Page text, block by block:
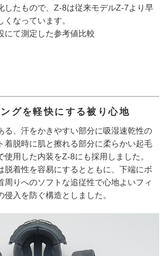
したもので、Z-8は従来モデルZ-7より早
なっています。
にて測定した参考値比較
グを軽快にする被り心地
る、汗をかきやすい部分に吸湿速乾性の
着脱時に肌と擦れる部分に柔らかい起毛
用した内装をZ-8にも採用しました。
脱着性を容易にするとともに、下端にボ
周りへのソフトな追従性で心地よいフィ
入を防ぐ構造としました。